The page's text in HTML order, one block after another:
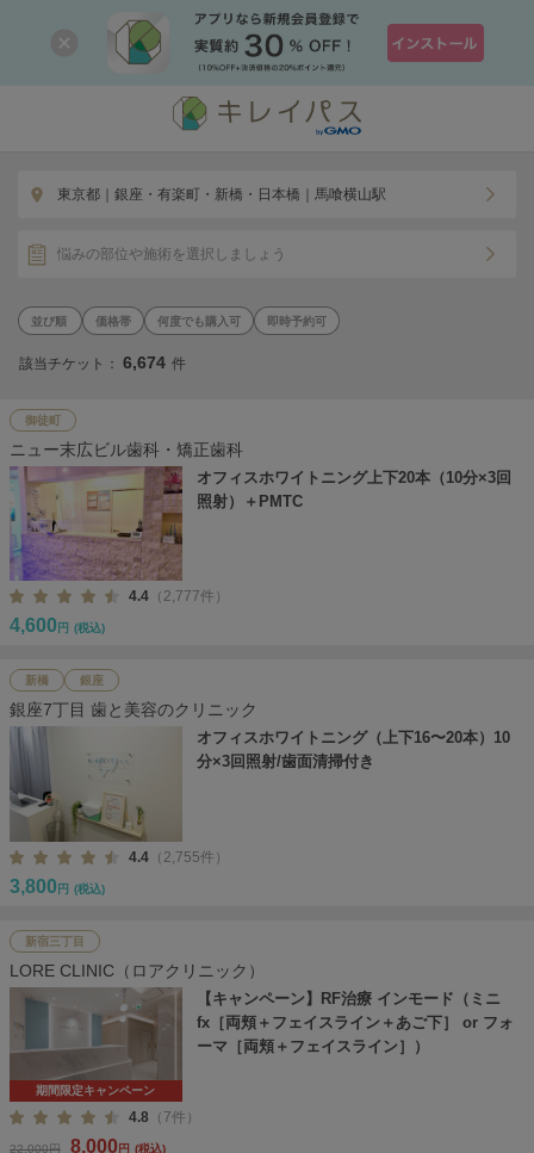
東京都｜銀座・有楽町・新橋・日本橋｜馬喰横山駅
悩みの部位や施術を選択しましょう
価格帯 何度でも購入可 即時予約可
該当チケット： 6,674 件
御徒町
ニュー末広ビル歯科・矯正歯科
オフィスホワイトニング上下20本（10分×3回
照射）＋PMTC
4.4 （2,777件）
4,600 円 (税込)
新橋 銀座
銀座7丁目 歯と美容のクリニック
オフィスホワイトニング（上下16〜20本）10
分×3回照射/歯面清掃付き
4.4 （2,755件）
3,800 円 (税込)
新宿三丁目
LORE CLINIC（ロアクリニック）
期間限定キャンペーン
【キャンペーン】RF治療 インモード（ミニ
fx［両頬＋フェイスライン＋あご下］ or フォ
ーマ［両頬＋フェイスライン］）
4.8 （7件）
22,000円 8,000円 (税込)